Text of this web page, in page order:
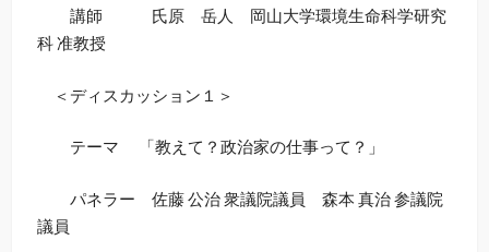
講師 氏原 岳人 岡山大学環境生命科学研究
科 准教授
＜ディスカッション１＞
テーマ 「教えて？政治家の仕事って？」
パネラー 佐藤 公治 衆議院議員 森本 真治 参議院
議員